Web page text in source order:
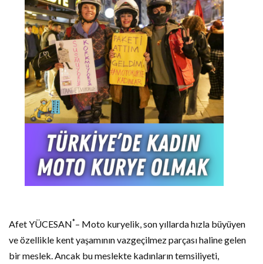
Afet YÜCESAN*– Moto kuryelik, son yıllarda hızla büyüyen
ve özellikle kent yaşamının vazgeçilmez parçası haline gelen
bir meslek. Ancak bu meslekte kadınların temsiliyeti,